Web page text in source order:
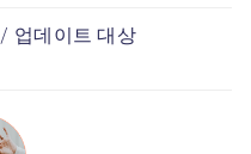
업데이트 대상